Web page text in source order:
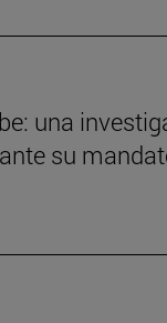
una
su